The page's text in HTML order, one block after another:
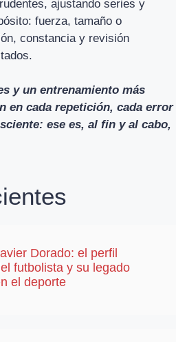
ajustando series y
fuerza, tamaño o
constancia y revisión
y un entrenamiento más
en cada repetición, cada error
ese es, al fin y al cabo,
Dorado: el perfil
futbolista y su legado
el deporte